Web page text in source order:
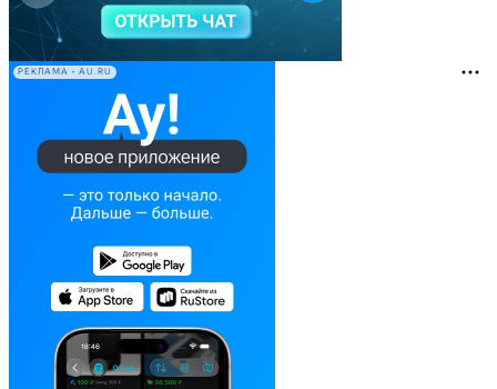
РЕКЛАМА • AU.RU